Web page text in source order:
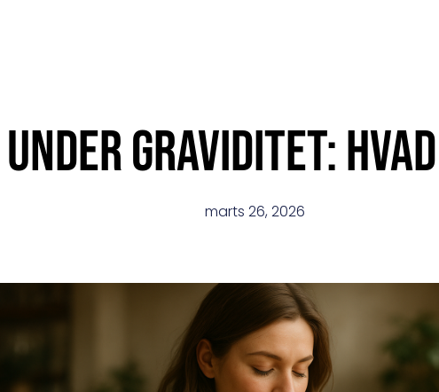
graviditet:
marts 26, 2026